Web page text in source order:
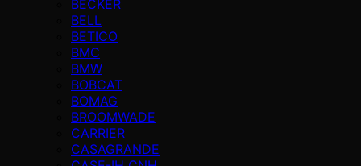
BECKER
BELL
BETICO
BMC
BMW
BOBCAT
BOMAG
BROOMWADE
CARRIER
CASAGRANDE